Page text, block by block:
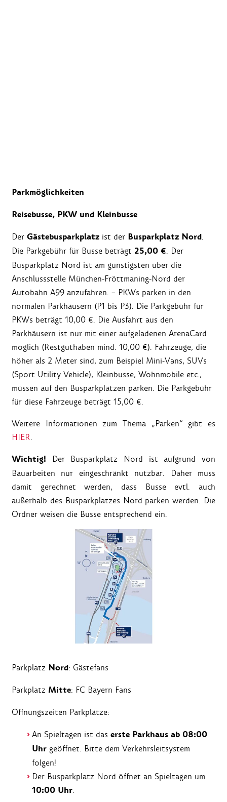
Parkmöglichkeiten
Reisebusse, PKW und Kleinbusse
Der Gästebusparkplatz ist der Busparkplatz Nord.
Die Parkgebühr für Busse beträgt 25,00 €. Der
Busparkplatz Nord ist am günstigsten über die
Anschlussstelle München-Fröttmaning-Nord der
Autobahn A99 anzufahren. – PKWs parken in den
normalen Parkhäusern (P1 bis P3). Die Parkgebühr für
PKWs beträgt 10,00 €. Die Ausfahrt aus den
Parkhäusern ist nur mit einer aufgeladenen ArenaCard
möglich (Restguthaben mind. 10,00 €). Fahrzeuge, die
höher als 2 Meter sind, zum Beispiel Mini-Vans, SUVs
(Sport Utility Vehicle), Kleinbusse, Wohnmobile etc.,
müssen auf den Busparkplätzen parken. Die Parkgebühr
für diese Fahrzeuge beträgt 15,00 €.
Weitere Informationen zum Thema „Parken“ gibt es
HIER.
Wichtig! Der Busparkplatz Nord ist aufgrund von
Bauarbeiten nur eingeschränkt nutzbar. Daher muss
damit gerechnet werden, dass Busse evtl. auch
außerhalb des Busparkplatzes Nord parken werden. Die
Ordner weisen die Busse entsprechend ein.
Parkplatz Nord: Gästefans
Parkplatz Mitte: FC Bayern Fans
Öffnungszeiten Parkplätze:
An Spieltagen ist das erste Parkhaus ab 08:00
Uhr geöffnet. Bitte dem Verkehrsleitsystem
folgen!
Der Busparkplatz Nord öffnet an Spieltagen um
10:00 Uhr.